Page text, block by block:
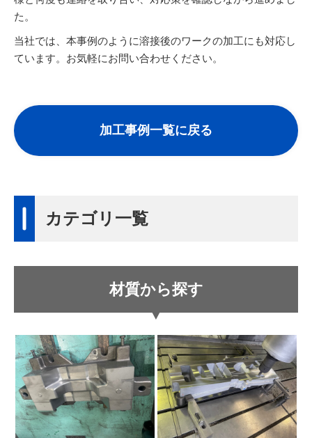
た。
当社では、本事例のように溶接後のワークの加工にも対応し
ています。お気軽にお問い合わせください。
加工事例一覧に戻る
カテゴリ一覧
材質から探す